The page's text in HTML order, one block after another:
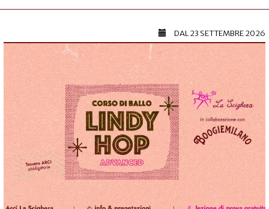
DAL23 SETTEMBRE 2026